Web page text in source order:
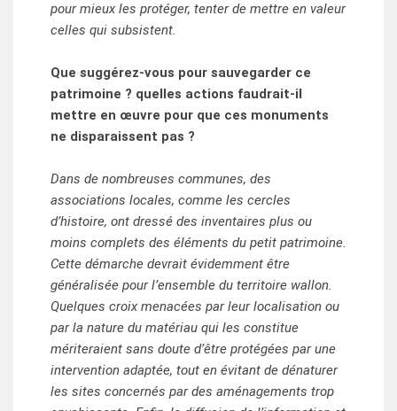
pour mieux les protéger, tenter de mettre en valeur
celles qui subsistent.
Que suggérez-vous pour sauvegarder ce
patrimoine ? quelles actions faudrait-il
mettre en œuvre pour que ces monuments
ne disparaissent pas ?
Dans de nombreuses communes, des
associations locales, comme les cercles
d’histoire, ont dressé des inventaires plus ou
moins complets des éléments du petit patrimoine.
Cette démarche devrait évidemment être
généralisée pour l’ensemble du territoire wallon.
Quelques croix menacées par leur localisation ou
par la nature du matériau qui les constitue
mériteraient sans doute d’être protégées par une
intervention adaptée, tout en évitant de dénaturer
les sites concernés par des aménagements trop